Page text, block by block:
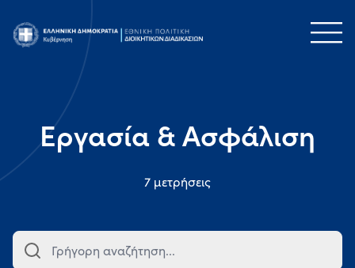
Εργασία & Ασφάλιση
7 μετρήσεις
Τομέας